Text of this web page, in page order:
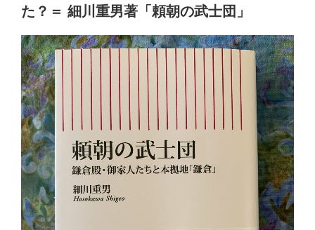
た？＝ 細川重男著「頼朝の武士団」